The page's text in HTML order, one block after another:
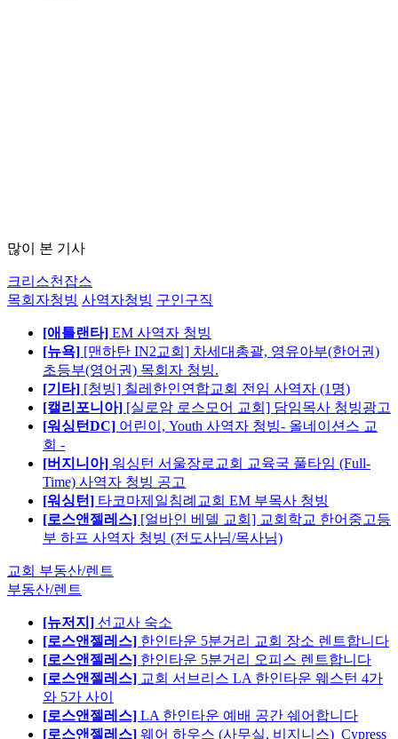
많이 본 기사
크리스천잡스
목회자청빙 사역자청빙 구인구직
[애틀랜타] EM 사역자 청빙
[뉴욕] [맨하탄 IN2교회] 차세대총괄, 영유아부(한어권)
초등부(영어권) 목회자 청빙.
[기타] [청빙] 칠레한인연합교회 전임 사역자 (1명)
[캘리포니아] [실로암 로스모어 교회] 담임목사 청빙광고
[워싱턴DC] 어린이, Youth 사역자 청빙- 올네이션스 교
회 -
[버지니아] 워싱턴 서울장로교회 교육국 풀타임 (Full-
Time) 사역자 청빙 공고
[워싱턴] 타코마제일침례교회 EM 부목사 청빙
[로스앤젤레스] [얼바인 베델 교회] 교회학교 한어중고등
부 하프 사역자 청빙 (전도사님/목사님)
교회 부동산/렌트
부동산/렌트
[뉴저지] 선교사 숙소
[로스앤젤레스] 한인타운 5분거리 교회 장소 렌트합니다
[로스앤젤레스] 한인타운 5분거리 오피스 렌트합니다
[로스앤젤레스] 교회 서브리스 LA 한인타운 웨스턴 4가
와 5가 사이
[로스앤젤레스] LA 한인타운 예배 공간 쉐어합니다
[로스앤젤레스] 웨어 하우스 (사무실, 비지니스)_Cypress